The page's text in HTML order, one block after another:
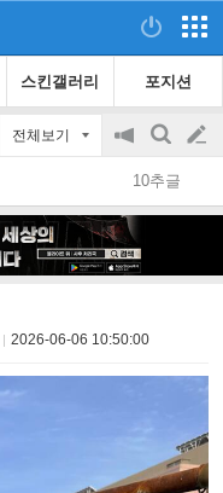
스킨갤러리 포지션
전체보기
공
지
on/off
검
색
글
쓰
10추글
2026-06-06 10:50:00